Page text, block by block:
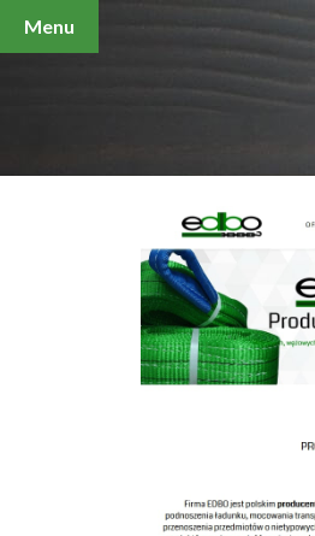
Menu X
AGD i RTV
Biznes i ekonomia